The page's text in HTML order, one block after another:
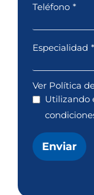
Teléfono *
Especialidad *
Ver Política
Utilizando
Enviar